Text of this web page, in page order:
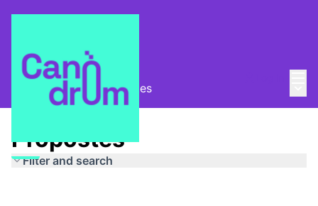
Pla Estratègic Propostes
Propostes
Filter and search